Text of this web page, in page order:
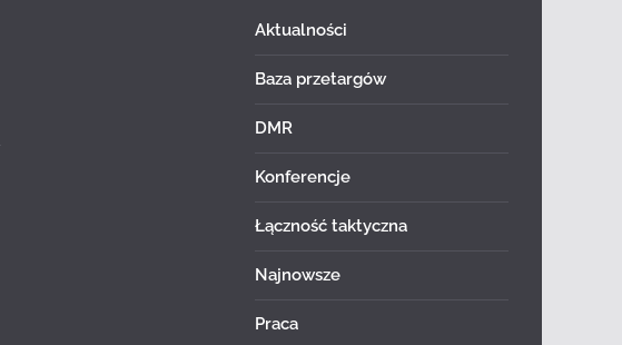
Aktualności
Baza przetargów
DMR
Konferencje
Łączność taktyczna
Najnowsze
Praca